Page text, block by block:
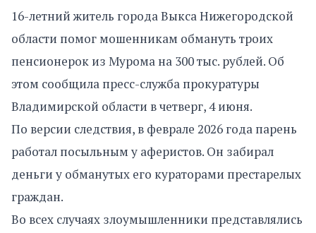
16-летний житель города Выкса Нижегородской
области помог мошенникам обмануть троих
пенсионерок из Мурома на 300 тыс. рублей. Об
этом сообщила пресс-служба прокуратуры
Владимирской области в четверг, 4 июня.
По версии следствия, в феврале 2026 года парень
работал посыльным у аферистов. Он забирал
деньги у обманутых его кураторами престарелых
граждан.
Во всех случаях злоумышленники представлялись